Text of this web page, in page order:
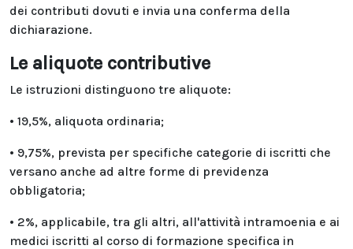
dei contributi dovuti e invia una conferma della
dichiarazione.
Le aliquote contributive
Le istruzioni distinguono tre aliquote:
• 19,5%, aliquota ordinaria;
• 9,75%, prevista per specifiche categorie di iscritti che
versano anche ad altre forme di previdenza
obbligatoria;
• 2%, applicabile, tra gli altri, all'attività intramoenia e ai
medici iscritti al corso di formazione specifica in